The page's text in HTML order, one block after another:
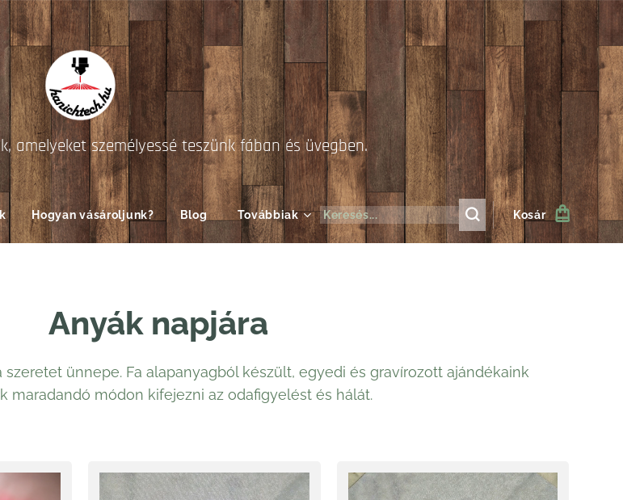
amelyeket személyessé teszünk fában és üvegben.
Hogyan vásároljunk? Blog Továbbiak Kosár
Anyák napjára
szeretet ünnepe. Fa alapanyagból készült, egyedi és gravírozott ajándékaink
maradandó módon kifejezni az odafigyelést és hálát.